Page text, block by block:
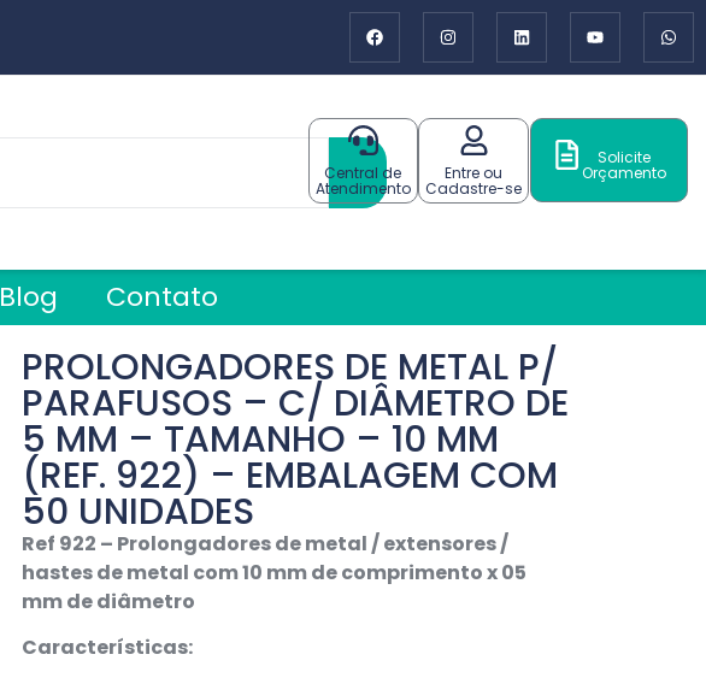
Central de
Atendimento
Entre ou
Cadastre-se
Solicite
Orçamento
Blog Contato
PROLONGADORES DE METAL P/
PARAFUSOS – C/ DIÂMETRO DE
5 MM – TAMANHO – 10 MM
(REF. 922) – EMBALAGEM COM
50 UNIDADES
Ref 922 – Prolongadores de metal / extensores /
hastes de metal com 10 mmde comprimento x 05
mm de diâmetro
Características: